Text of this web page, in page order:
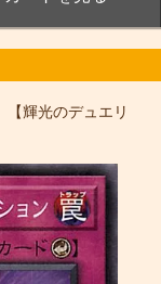
【輝光のデュエリ